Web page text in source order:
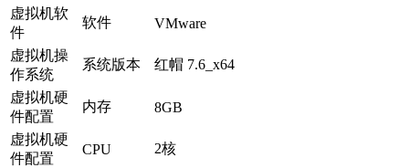
虚拟机软
件
软件 VMware
虚拟机操
作系统
系统版本 红帽 7.6_x64
虚拟机硬
件配置
内存 8GB
虚拟机硬
件配置
CPU 2核